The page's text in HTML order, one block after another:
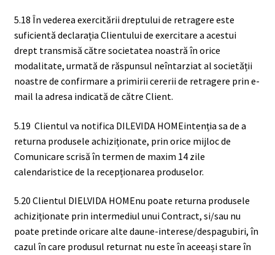
5.18 În vederea exercitării dreptului de retragere este
suficientă declarația Clientului de exercitare a acestui
drept transmisă către societatea noastră în orice
modalitate, urmată de răspunsul neîntarziat al societății
noastre de confirmare a primirii cererii de retragere prin e-
mail la adresa indicată de către Client.
5.19 Clientul va notifica DILEVIDA HOMEintenția sa de a
returna produsele achiziționate, prin orice mijloc de
Comunicare scrisă în termen de maxim 14 zile
calendaristice de la recepționarea produselor.
5.20 Clientul DIELVIDA HOMEnu poate returna produsele
achiziționate prin intermediul unui Contract, si/sau nu
poate pretinde oricare alte daune-interese/despagubiri, în
cazul în care produsul returnat nu este în aceeași stare în